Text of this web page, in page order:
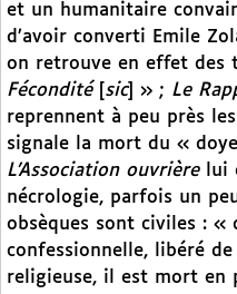
et un humanitaire
d’avoir converti Emile
on retrouve en effet des
Fécondité[ sic] » ; Le
reprennent à peu près
signale la mort du «
L’Association ouvrière
lui
nécrologie, parfois un
obsèques sont civiles : «
confessionnelle, libéré
religieuse, il est mort en